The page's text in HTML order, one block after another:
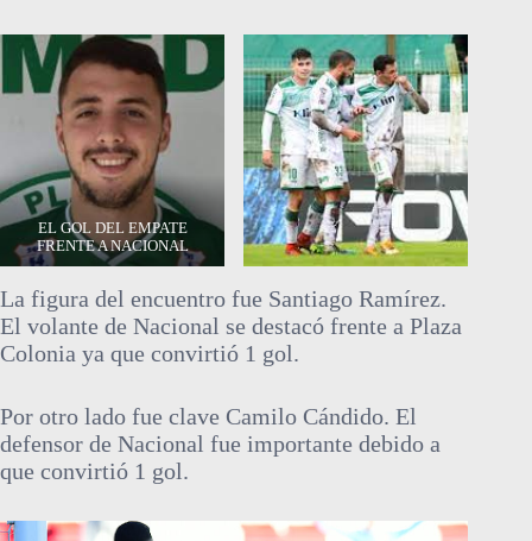
EL GOL DEL EMPATE
FRENTE A NACIONAL
La figura del encuentro fue Santiago Ramírez.
El volante de Nacional se destacó frente a Plaza
Colonia ya que convirtió 1 gol.
Por otro lado fue clave Camilo Cándido. El
defensor de Nacional fue importante debido a
que convirtió 1 gol.